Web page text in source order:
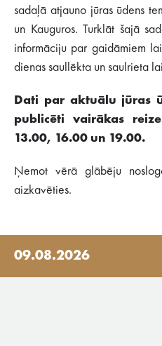
sadaļā atjauno jūras ūdens
un Kauguros. Turklāt šajā
informāciju par gaidāmiem
dienas saullēkta un saulrieta
Dati par aktuālu jūras
publicēti vairākas
13.00, 16.00 un 19.00.
Ņemot vērā glābēju
aizkavēties.
09.08.2026